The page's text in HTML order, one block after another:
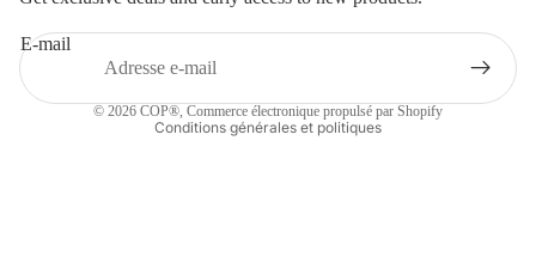
E-mail
© 2026 COP®, Commerce électronique propulsé par Shopify
Conditions générales et politiques
Politique d’expédition